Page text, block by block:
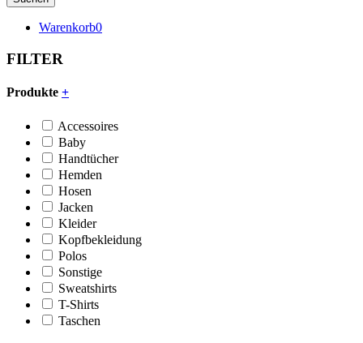
Warenkorb0
FILTER
Produkte +
Accessoires
Baby
Handtücher
Hemden
Hosen
Jacken
Kleider
Kopfbekleidung
Polos
Sonstige
Sweatshirts
T-Shirts
Taschen